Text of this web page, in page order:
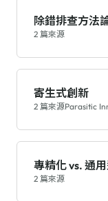
除錯排查方法
2 篇來源
寄生式創新
2 篇來源Parasitic
專精化 vs. 通
2 篇來源